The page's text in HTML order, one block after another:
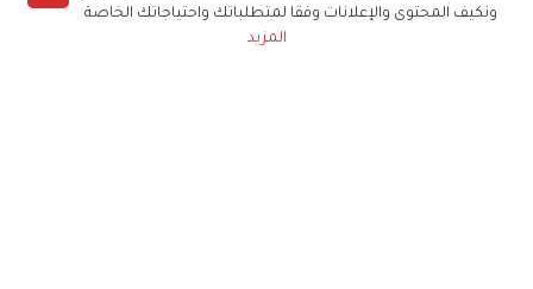
ونكيف المحتوى والإعلانات وفقا لمتطلباتك واحتياجاتك الخاصة
المزيد